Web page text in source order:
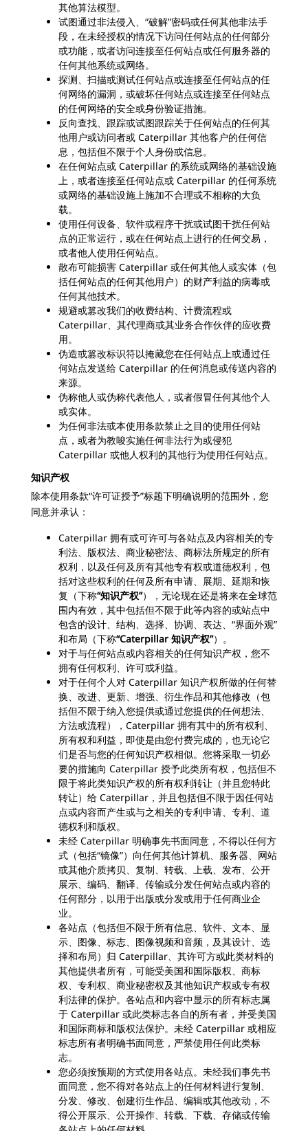
其他算法模型。
试图通过非法侵入、“破解”密码或任何其他非法手
段，在未经授权的情况下访问任何站点的任何部分
或功能，或者访问连接至任何站点或任何服务器的
任何其他系统或网络。
探测、扫描或测试任何站点或连接至任何站点的任
何网络的漏洞，或破坏任何站点或连接至任何站点
的任何网络的安全或身份验证措施。
反向查找、跟踪或试图跟踪关于任何站点的任何其
他用户或访问者或 Caterpillar 其他客户的任何信
息，包括但不限于个人身份或信息。
在任何站点或 Caterpillar 的系统或网络的基础设施
上，或者连接至任何站点或 Caterpillar 的任何系统
或网络的基础设施上施加不合理或不相称的大负
载。
使用任何设备、软件或程序干扰或试图干扰任何站
点的正常运行，或在任何站点上进行的任何交易，
或者他人使用任何站点。
散布可能损害 Caterpillar 或任何其他人或实体（包
括任何站点的任何其他用户）的财产利益的病毒或
任何其他技术。
规避或篡改我们的收费结构、计费流程或
Caterpillar、其代理商或其业务合作伙伴的应收费
用。
伪造或篡改标识符以掩藏您在任何站点上或通过任
何站点发送给 Caterpillar 的任何消息或传送内容的
来源。
伪称他人或伪称代表他人，或者假冒任何其他个人
或实体。
为任何非法或本使用条款禁止之目的使用任何站
点，或者为教唆实施任何非法行为或侵犯
Caterpillar 或他人权利的其他行为使用任何站点。
知识产权
除本使用条款“许可证授予”标题下明确说明的范围外，您
同意并承认：
Caterpillar 拥有或可许可与各站点及内容相关的专
利法、版权法、商业秘密法、商标法所规定的所有
权利，以及任何及所有其他专有权或道德权利，包
括对这些权利的任何及所有申请、展期、延期和恢
复（下称“知识产权”），无论现在还是将来在全球范
围内有效，其中包括但不限于此等内容的或站点中
包含的设计、结构、选择、协调、表达、“界面外观”
和布局（下称“Caterpillar 知识产权”）。
对于与任何站点或内容相关的任何知识产权，您不
拥有任何权利、许可或利益。
对于任何个人对 Caterpillar 知识产权所做的任何替
换、改进、更新、增强、衍生作品和其他修改（包
括但不限于纳入您提供或通过您提供的任何想法、
方法或流程），Caterpillar 拥有其中的所有权利、
所有权和利益，即使是由您付费完成的，也无论它
们是否与您的任何知识产权相似。您将采取一切必
要的措施向 Caterpillar 授予此类所有权，包括但不
限于将此类知识产权的所有权利转让（并且您特此
转让）给 Caterpillar，并且包括但不限于因任何站
点或内容而产生或与之相关的专利申请、专利、道
德权利和版权。
未经 Caterpillar 明确事先书面同意，不得以任何方
式（包括“镜像”）向任何其他计算机、服务器、网站
或其他介质拷贝、复制、转载、上载、发布、公开
展示、编码、翻译、传输或分发任何站点或内容的
任何部分，以用于出版或分发或用于任何商业企
业。
各站点（包括但不限于所有信息、软件、文本、显
示、图像、标志、图像视频和音频，及其设计、选
择和布局）归 Caterpillar、其许可方或此类材料的
其他提供者所有，可能受美国和国际版权、商标
权、专利权、商业秘密权及其他知识产权或专有权
利法律的保护。各站点和内容中显示的所有标志属
于 Caterpillar 或此类标志各自的所有者，并受美国
和国际商标和版权法保护。未经 Caterpillar 或相应
标志所有者明确书面同意，严禁使用任何此类标
志。
您必须按预期的方式使用各站点。未经我们事先书
面同意，您不得对各站点上的任何材料进行复制、
分发、修改、创建衍生作品、编辑或其他改动，不
得公开展示、公开操作、转载、下载、存储或传输